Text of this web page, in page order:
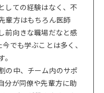
しての経験はなく、不
輩方はもちろん医師
前向きな職場だなと感
でも学ぶことは多く、
の中、チーム内のサポ
分が同僚や先輩方に助